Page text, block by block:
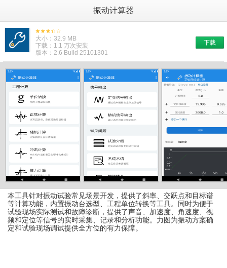
振动计算器
大小：32.9 MB
下载：1.1 万次安装
版本：2.6 Build 25101301
下载
本工具针对振动试验常见场景开发，提供了斜率、交跃点和目标谱
等计算功能，内置振动台选型、工程单位转换等工具。同时为便于
试验现场实际测试和故障诊断，提供了声音、加速度、角速度、视
频和定位等信号的实时采集、记录和分析功能。力图为振动方案确
定和试验现场调试提供全方位的有力保障。